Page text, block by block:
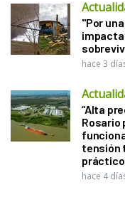
"Por
hace 3
“Alta
Rosario
tensión
hace 4